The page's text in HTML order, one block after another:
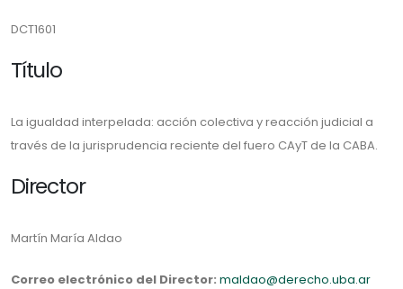
DCT1601
Título
La igualdad interpelada: acción colectiva y reacción judicial a
través de la jurisprudencia reciente del fuero CAyT de la CABA.
Director
Martín María Aldao
Correo electrónico del Director: maldao@derecho.uba.ar